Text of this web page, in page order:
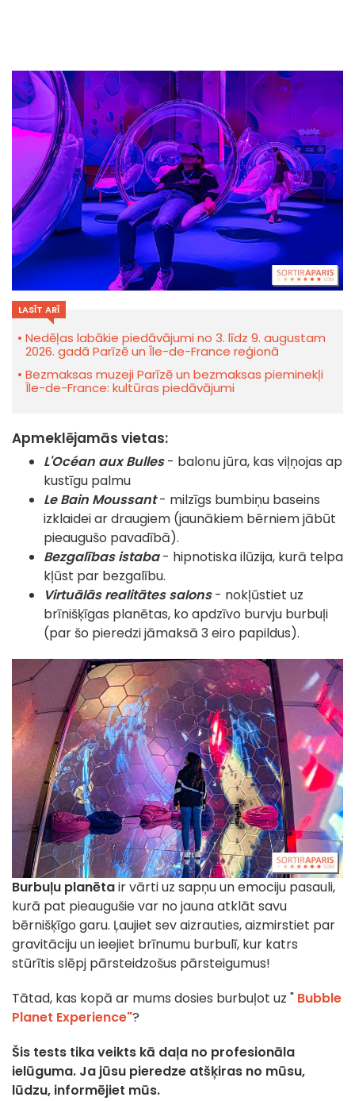
LASĪT ARĪ
Nedēļas labākie piedāvājumi no 3. līdz 9. augustam
2026. gadā Parīzē un Île-de-France reģionā
Bezmaksas muzeji Parīzē un bezmaksas pieminekļi
Île-de-France: kultūras piedāvājumi
Apmeklējamās vietas:
L'Océan aux Bulles- balonu jūra, kas viļņojas ap
kustīgu palmu
Le Bain Moussant- milzīgs bumbiņu baseins
izklaidei ar draugiem (jaunākiem bērniem jābūt
pieaugušo pavadībā).
Bezgalības istaba- hipnotiska ilūzija, kurā telpa
kļūst par bezgalību.
Virtuālās realitātes salons- nokļūstiet uz
brīnišķīgas planētas, ko apdzīvo burvju burbuļi
(par šo pieredzi jāmaksā 3 eiro papildus).
Burbuļu planētair vārti uz sapņu un emociju pasauli,
kurā pat pieaugušie var no jauna atklāt savu
bērnišķīgo garu. Ļaujiet sev aizrauties, aizmirstiet par
gravitāciju un ieejiet brīnumu burbulī, kur katrs
stūrītis slēpj pārsteidzošus pārsteigumus!
Tātad, kas kopā ar mums dosies burbuļot uz " Bubble
Planet Experience"?
Šis tests tika veikts kā daļa no profesionāla
ielūguma. Ja jūsu pieredze atšķiras no mūsu,
lūdzu, informējiet mūs.